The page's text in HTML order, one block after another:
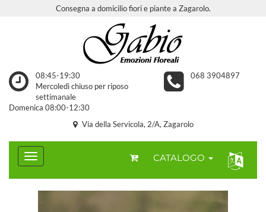
Consegna a domicilio fiori e piante a Zagarolo.
08:45-19:30
Mercoledì chiuso per riposo
settimanale
Domenica 08:00-12:30
068 3904897
Via della Servicola, 2/A, Zagarolo
CATALOGO